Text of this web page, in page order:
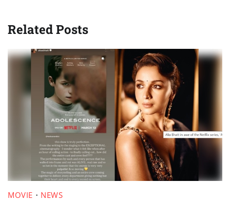
Related Posts
MOVIE
NEWS